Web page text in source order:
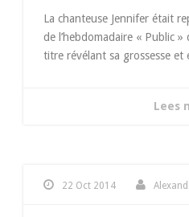
La chanteuse Jennifer était
de l’hebdomadaire « Public
titre révélant sa grossesse et
Lees
22 Oct 2014